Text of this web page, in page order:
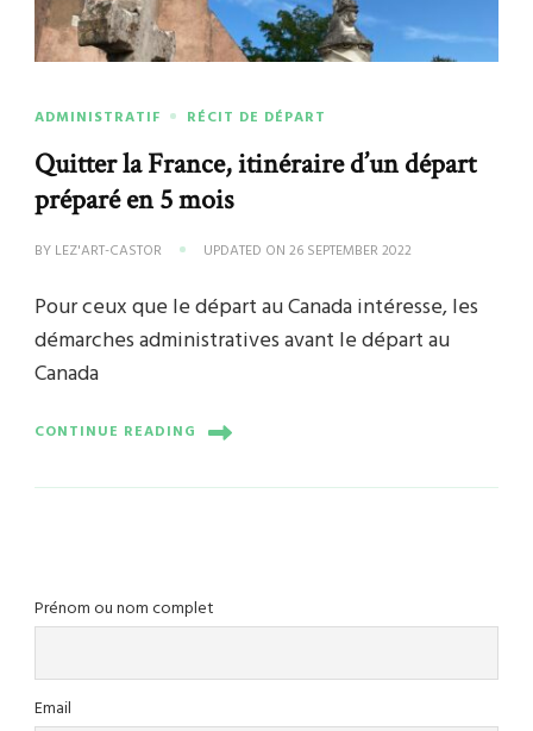
ADMINISTRATIF RÉCIT DE DÉPART
Quitter la France, itinéraire d’un départ
préparé en 5 mois
BY LEZ'ART-CASTOR UPDATED ON 26 SEPTEMBER 2022
Pour ceux que le départ au Canada intéresse, les
démarches administratives avant le départ au
Canada
CONTINUE READING
Prénom ou nom complet
Email